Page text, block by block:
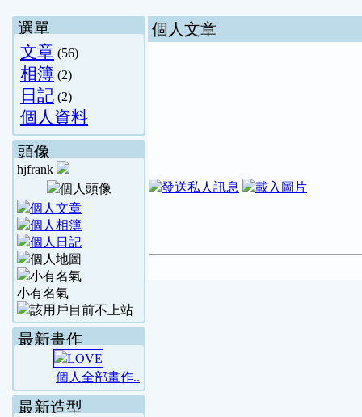
選單
文章 (56)
相簿 (2)
日記 (2)
個人資料
頭像
hjfrank
小有名氣
最新畫作
個人全部畫作..
最新造型
個人文章